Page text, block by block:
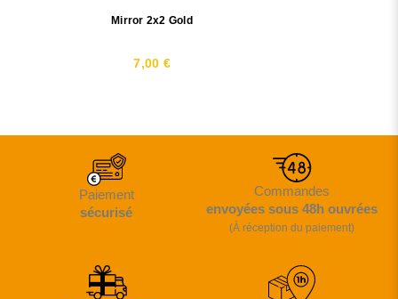
Mirror 2x2 Gold
7,00 €
Paiement
sécurisé
Commandes
envoyées sous 48h ouvrées
(À réception du paiement)